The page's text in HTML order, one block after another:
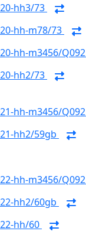
hh3/73
hh-m78/73
hh-m3456/Q092
hh2/73
hh-m3456/Q092
hh2/59gb
hh-m3456/Q092
hh2/60gb
hh/60